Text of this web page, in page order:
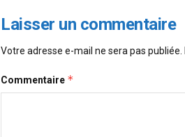
Laisser un commentaire
Votre adresse e-mail ne sera pas publiée.
Commentaire *